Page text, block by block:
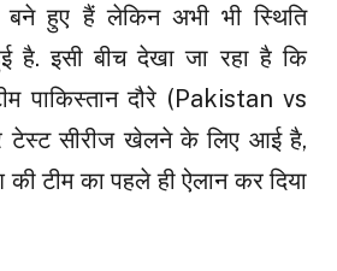
बने हुए हैं लेकिन अभी भी स्थिति
है. इसी बीच देखा जा रहा है कि
पाकिस्तान दौरे (Pakistan vs
टेस्ट सीरीज खेलने के लिए आई है,
टीम का पहले ही ऐलान कर दिया